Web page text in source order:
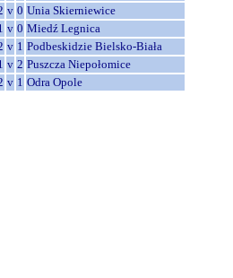
v 0 Unia Skierniewice
v 0 Miedź Legnica
v 1 Podbeskidzie Bielsko-Biała
v 2 Puszcza Niepołomice
v 1 Odra Opole